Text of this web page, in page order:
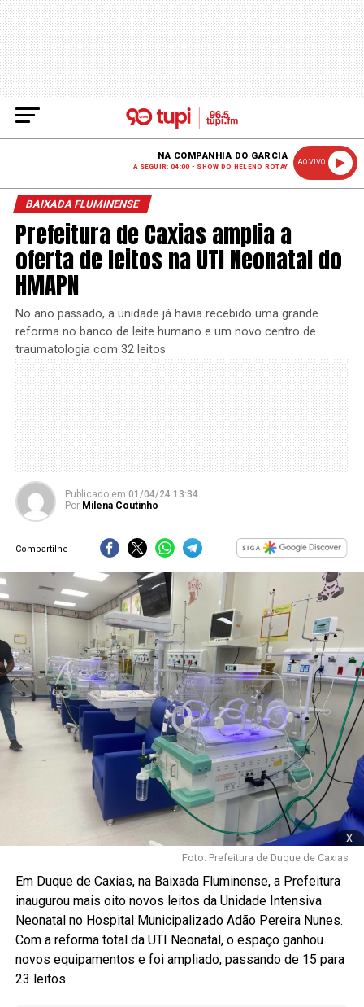
NA COMPANHIA DO GARCIA
A SEGUIR: 04:00 - SHOW DO HELENO ROTAY
AO VIVO
BAIXADA FLUMINENSE
Prefeitura de Caxias amplia a
oferta de leitos na UTI Neonatal do
HMAPN
No ano passado, a unidade já havia recebido uma grande
reforma no banco de leite humano e um novo centro de
traumatologia com 32 leitos.
Publicado em 01/04/24 13:34
Por Milena Coutinho
Compartilhe
x
Foto: Prefeitura de Duque de Caxias
Em Duque de Caxias, na Baixada Fluminense, a Prefeitura
inaugurou mais oito novos leitos da Unidade Intensiva
Neonatal no Hospital Municipalizado Adão Pereira Nunes.
Com a reforma total da UTI Neonatal, o espaço ganhou
novos equipamentos e foi ampliado, passando de 15 para
23 leitos.